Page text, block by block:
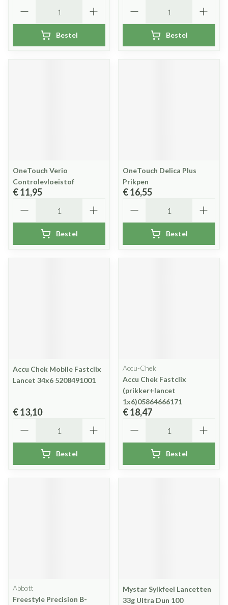
Bestel Bestel
OneTouch Verio
Controlevloeistof
€ 11,95
Bestel
OneTouch Delica Plus
Prikpen
€ 16,55
Bestel
Accu Chek Mobile Fastclix
Lancet 34x6 5208491001
€ 13,10
Bestel
Accu-Chek
Accu Chek Fastclix
(prikker+lancet
1x6)05864666171
€ 18,47
Bestel
Abbott
Freestyle Precision B-
Mystar Sylkfeel Lancetten
33g Ultra Dun 100